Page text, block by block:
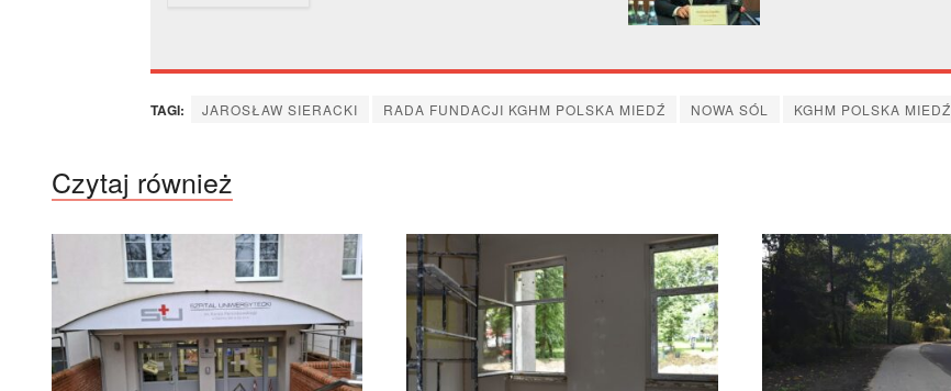
TAGI: JAROSŁAW SIERACKI RADA FUNDACJI KGHM POLSKA MIEDŹ NOWA SÓL KGHM POLSKA MIEDŹ
Czytaj również